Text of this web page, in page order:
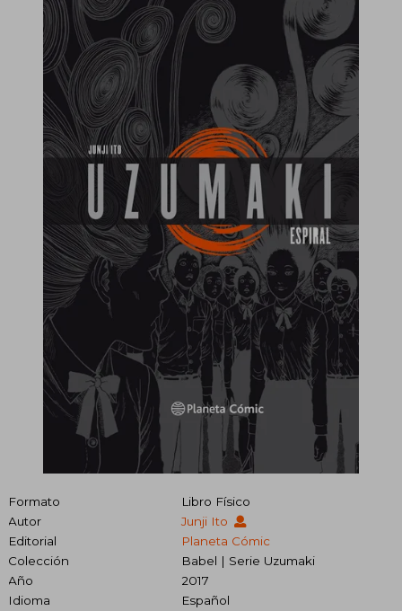
Formato
Libro Físico
Autor
Junji Ito
Editorial
Planeta Cómic
Colección
Babel | Serie Uzumaki
Año
2017
Idioma
Español